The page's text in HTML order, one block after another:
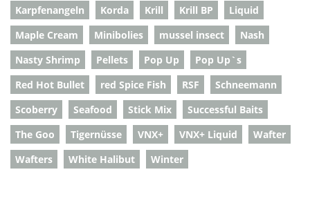
Karpfenangeln
Korda Krill Krill BP
Liquid
Maple Cream
Minibolies mussel insect
Nash
Nasty Shrimp
Pellets Pop Up
Pop Up`s
Red Hot Bullet
red Spice Fish RSF
Schneemann
Scoberry
Seafood Stick Mix
Successful Baits
The Goo
Tigernüsse VNX+ VNX+ Liquid
Wafter
Wafters
White Halibut Winter